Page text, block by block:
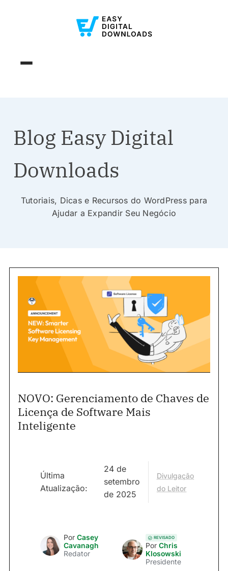
Blog Easy Digital
Downloads
Tutoriais, Dicas e Recursos do WordPress para
Ajudar a Expandir Seu Negócio
NOVO: Gerenciamento de Chaves de
Licença de Software Mais
Inteligente
Última
Atualização:
24 de
setembro
de 2025
Divulgação
do Leitor
Por Casey
Cavanagh
Redator
REVISADO
Por Chris
Klosowski
Presidente